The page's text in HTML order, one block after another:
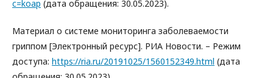
c=koap (дата обращения: 30.05.2023).
Материал о системе мониторинга заболеваемости
гриппом [Электронный ресурс]. РИА Новости. – Режим
доступа: https://ria.ru/20191025/1560152349.html (дата